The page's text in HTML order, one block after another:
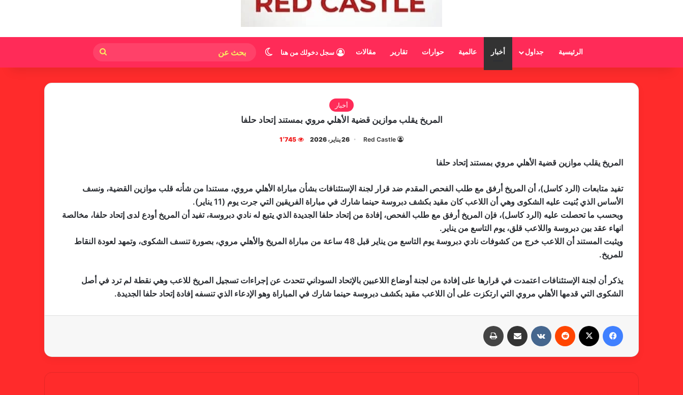
الرئيسية جداول أخبار عالمية حوارات تقارير مقالات سجل دخولك من هنا الوضع المظلم
عن
أخبار
المريخ يقلب موازين قضية الأهلي مروي بمستند إتحاد حلفا
Red Castle 26 يناير، 2026 1٬745
المريخ يقلب موازين قضية الأهلي مروي بمستند إتحاد حلفا
تفيد متابعات (الرد كاسل)، أن المريخ أرفق مع طلب الفحص المقدم ضد قرار لجنة الإستئنافات بشأن مباراة الأهلي مروي، مستندا من شأنه قلب موازين القضية، ونسف
الأساس الذي بُنيت عليه الشكوى وهي أن اللاعب كان مقيد بكشف دبروسة حينما شارك في مباراة الفريقين التي جرت يوم (11 يناير).
وبحسب ما تحصلت عليه (الرد كاسل)، فإن المريخ أرفق مع طلب الفحص، إفادة من إتحاد حلفا الجديدة الذي يتبع له نادي دبروسة، تفيد أن المريخ أودع لدى إتحاد حلفا، مخالصة
انهاء عقد بين دبروسة واللاعب قلق، يوم التاسع من يناير.
ويثبت المستند أن اللاعب خرج من كشوفات نادي دبروسة يوم التاسع من يناير قبل 48 ساعة من مباراة المريخ والأهلي مروي، بصورة تنسف الشكوى، وتمهد لعودة النقاط
للمريخ.
يذكر أن لجنة الإستئنافات اعتمدت في قرارها على إفادة من لجنة أوضاع اللاعبين بالإتحاد السوداني تتحدث عن إجراءات تسجيل المريخ للاعب وهي نقطة لم ترد في أصل
الشكوى التي قدمها الأهلي مروي التي ارتكزت على أن اللاعب مقيد بكشف دبروسة حينما شارك في المباراة وهو الإدعاء الذي تنسفه إفادة إتحاد حلفا الجديدة.
لجنة المسابقات تفاجئ الإتحاد بشأن
الهبوط والصعود
خطوة مريخية جديدة بشأن الشكوى
بمذكرة تفاهم